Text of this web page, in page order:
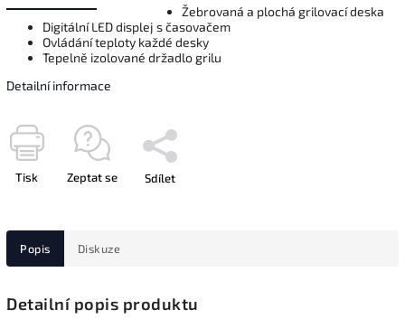
Žebrovaná a plochá grilovací deska
Digitální LED displej s časovačem
Ovládání teploty každé desky
Tepelně izolované držadlo grilu
Detailní informace
Tisk Zeptat se Sdílet
Popis Diskuze
Detailní popis produktu